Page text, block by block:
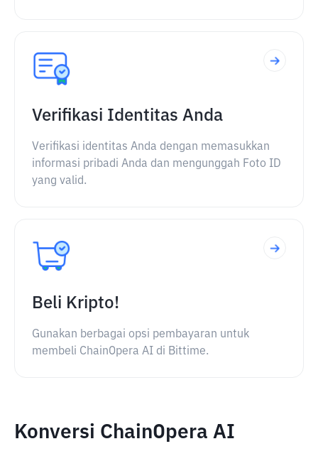
Verifikasi Identitas Anda
Verifikasi identitas Anda dengan memasukkan
informasi pribadi Anda dan mengunggah Foto ID
yang valid.
Beli Kripto!
Gunakan berbagai opsi pembayaran untuk
membeli ChainOpera AI di Bittime.
Konversi ChainOpera AI